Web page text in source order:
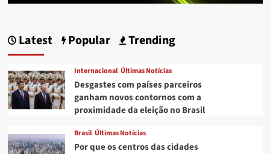
Latest Popular Trending
Internacional Últimas Notícias
Desgastes com países parceiros
ganham novos contornos com a
proximidade da eleição no Brasil
Brasil Últimas Notícias
Por que os centros das cidades